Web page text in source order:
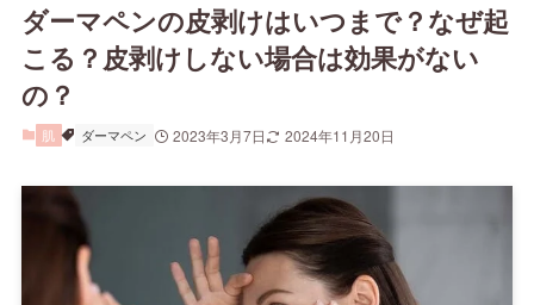
ダーマペンの皮剥けはいつまで？なぜ起
こる？皮剥けしない場合は効果がない
の？
肌 ダーマペン 2023年3月7日 2024年11月20日